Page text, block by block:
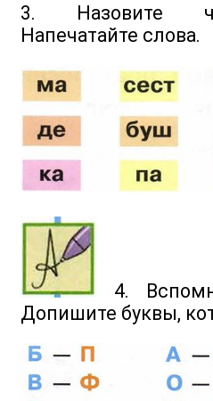
3. Назовите
Напечатайте слова.
4.
Допишите буквы,